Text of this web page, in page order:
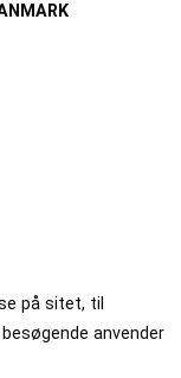
på sitet, til
anvender